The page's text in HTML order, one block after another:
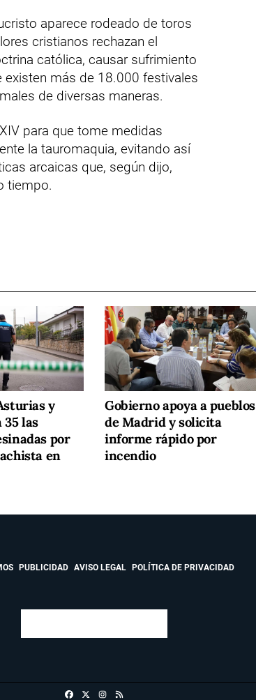
aparece rodeado de toros
cristianos rechazan el
católica, causar sufrimiento
existen más de 18.000 festivales
de diversas maneras.
para que tome medidas
la tauromaquia, evitando así
arcaicas que, según dijo,
tiempo.
y
35 las
por
en
Gobierno apoya a pueblos
de Madrid y solicita
informe rápido por
incendio
PUBLICIDAD AVISO LEGAL POLÍTICA DE PRIVACIDAD
FacebookInstagram